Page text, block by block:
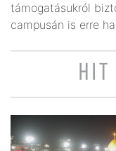
támogatásukról
campusán is erre
HIT